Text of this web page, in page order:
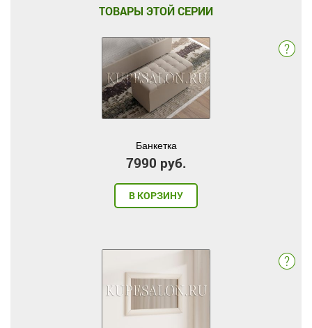
ТОВАРЫ ЭТОЙ СЕРИИ
Банкетка
7990 руб.
В КОРЗИНУ